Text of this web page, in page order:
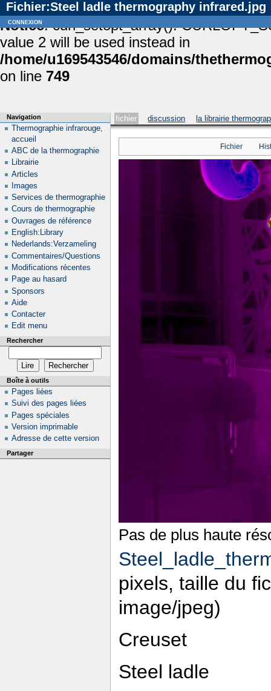
Notice: curl_setopt_array():
value 2 will be used instead in
/home/u169543546/domains/
on line 749
Fichier:Steel ladle thermography infrared.jpg
fichier discussion la librairie
Fichier
Pas de plus haute
pixels, taille du
image/jpeg)
Creuset
Steel ladle
Navigation
Thermographie infrarouge,
accueil
ABC de la thermographie
Librairie
Articles
Images
Services de thermographie
Cours de thermographie
Ouvrages de référence
English:Library
Nederlands:Verzameling
Commentaires/Questions
Modifications récentes
Page au hasard
Sponsors
Aide
Contacter
Edit menu
Rechercher
Boîte à outils
Pages liées
Suivi des pages liées
Pages spéciales
Version imprimable
Adresse de cette version
Partager
connexion